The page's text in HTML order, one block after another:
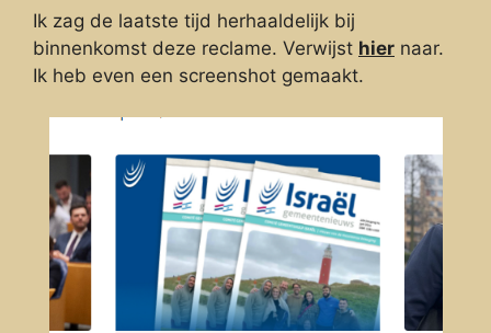
Ik zag de laatste tijd herhaaldelijk bij
binnenkomst deze reclame. Verwijst hier naar.
Ik heb even een screenshot gemaakt.